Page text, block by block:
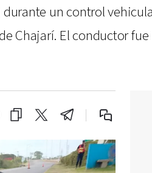
un control
Chajarí. El conductor